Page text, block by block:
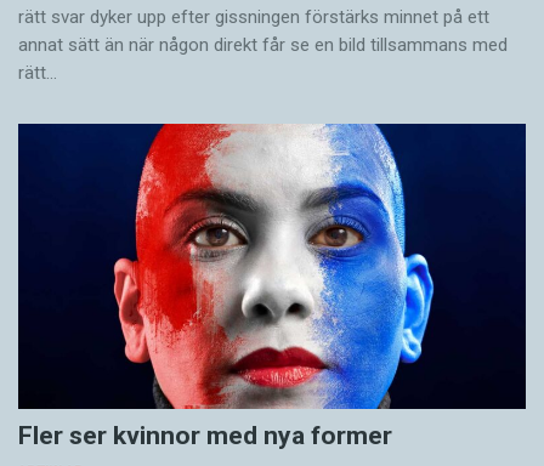
rätt svar dyker upp efter gissningen förstärks minnet på ett
annat sätt än när någon direkt får se en bild tillsammans med
rätt…
Fler ser kvinnor med nya former